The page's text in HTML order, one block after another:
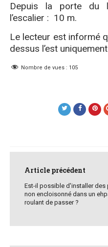
Depuis la porte du
l’escalier : 10 m.
Le lecteur est informé
dessus l’est
Nombre de vues : 105
navigation
Article précédent
Est-il possible d'installer des
non encloisonné dans un
roulant de passer ?